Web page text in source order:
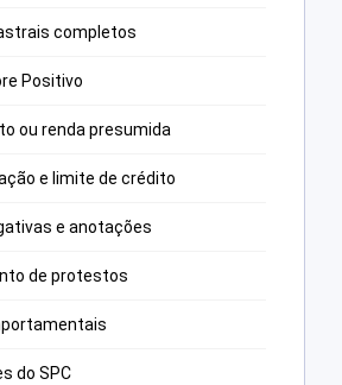
completos
Positivo
ou renda presumida
e limite de crédito
e anotações
de protestos
do SPC